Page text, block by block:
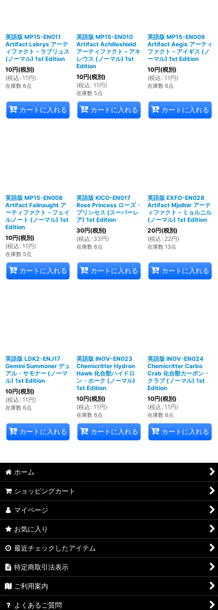
英語版 MP15-EN011
Artifact Labrys アーテ
ィファクト－ラブリュス
(ノーマル) 1st Edition
10円(税別)
(税込 : 11 円)
在庫数 6点
カートに入れる
英語版 MP15-EN010
Artifact Achilleshield
アーティファクト－アキ
レウス (ノーマル) 1st
Edition
10円(税別)
(税込 : 11 円)
在庫数 5点
カートに入れる
英語版 MP15-EN009
Artifact Aegis アーティ
ファクト－アイギス (ノ
ーマル) 1st Edition
10円(税別)
(税込 : 11 円)
在庫数 6点
カートに入れる
英語版 MP15-EN008
Artifact Failnaught ア
ーティファクト－フェイ
ルノート (ノーマル) 1st
Edition
10円(税別)
(税込 : 11 円)
在庫数 5点
カートに入れる
英語版 KICO-EN017
Rose Princess ローズ・
プリンセス (スーパーレ
ア) 1st Edition
30円(税別)
(税込 : 33円)
在庫数 8点
カートに入れる
英語版 EXFO-EN028
Artifact Mjollnir アーテ
ィファクト－ミョルニル
(ノーマル) 1st Edition
20円(税別)
(税込 : 22円)
在庫数 13点
カートに入れる
英語版 LDK2-ENJ17
Gemini Summoner デュ
アル・サモナー (ノーマ
ル) 1st Edition
10円(税別)
(税込 : 11 円)
在庫数 6点
カートに入れる
英語版 INOV-EN023
Chemicritter Hydron
Hawk 化合獣ハイドロ
ン・ホーク (ノーマル)
1st Edition
10円(税別)
(税込 : 11 円)
在庫数 6点
カートに入れる
英語版 INOV-EN024
Chemicritter Carbo
Crab 化合獣カーボン・
クラブ (ノーマル) 1st
Edition
10円(税別)
(税込 : 11 円)
在庫数 6点
カートに入れる
ホーム
ショッピングカート
マイページ
お気に入り
最近チェックしたアイテム
特定商取引法表示
ご利用案内
よくあるご質問